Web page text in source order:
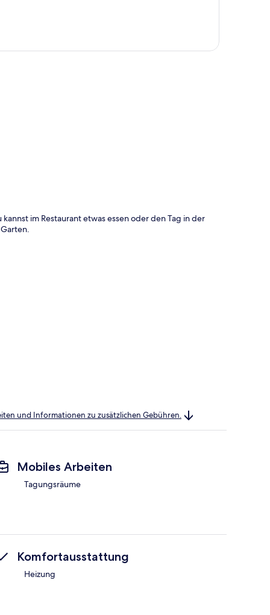
im Restaurant etwas essen oder den Tag in der
und Informationen zu zusätzlichen Gebühren.
Mobiles Arbeiten
Tagungsräume
Komfortausstattung
Heizung